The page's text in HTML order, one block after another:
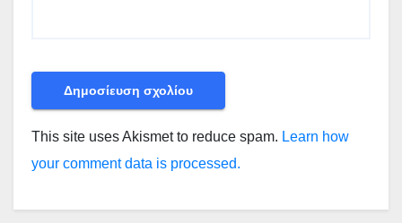
This site uses Akismet to reduce spam. Learn how
your comment data is processed.